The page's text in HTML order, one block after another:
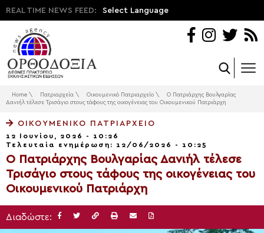
REAL TIME NEWS FEED: Select Language
Home \ Πατριαρχεία \ Οικουμενικό Πατριαρχείο \
Ο Πατριάρχης Βουλγαρίας
Δανιήλ τέλεσε Τρισάγιο στους τάφους της οικογένειας του Οικουμενικού Πατριάρχη
ΟΙΚΟΥΜΕΝΙΚΌ ΠΑΤΡΙΑΡΧΕΊΟ
12 Ιουνίου, 2026 - 10:26
Τελευταία ενημέρωση: 12/06/2026 - 10:25
Ο Πατριάρχης Βουλγαρίας Δανιήλ τέλεσε
Τρισάγιο στους τάφους της οικογένειας του
Οικουμενικού Πατριάρχη
Διαδώστε: